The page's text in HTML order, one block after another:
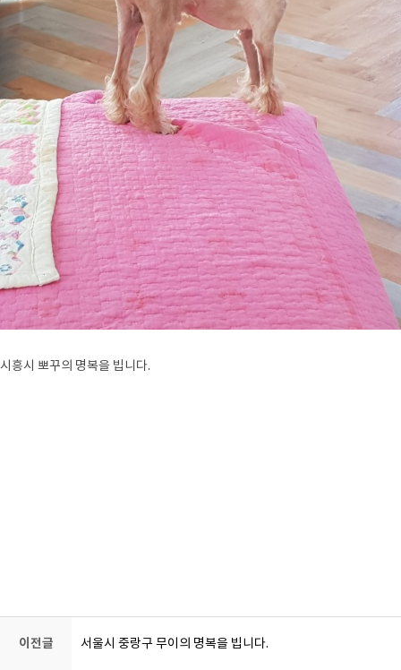
시흥시 뽀꾸의 명복을 빕니다.
이전글 서울시 중랑구 무이의 명복을 빕니다.